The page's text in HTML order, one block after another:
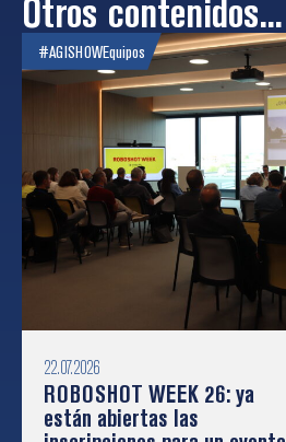
Otros contenidos...
#AGISHOWEquipos
22.07.2026
ROBOSHOT WEEK 26: ya
están abiertas las